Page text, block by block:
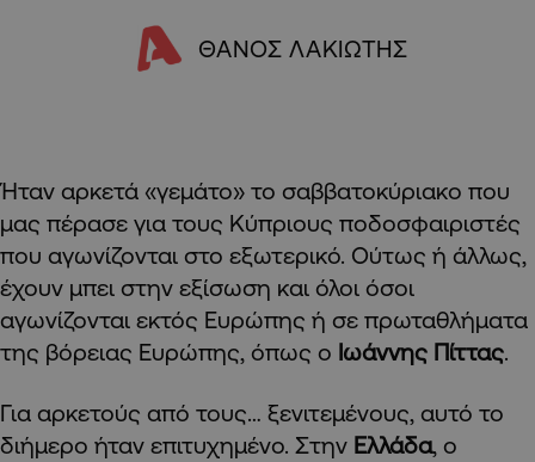
ΘΑΝΟΣ ΛΑΚΙΩΤΗΣ
Ήταν αρκετά «γεμάτο» το σαββατοκύριακο που
μας πέρασε για τους Κύπριους ποδοσφαιριστές
που αγωνίζονται στο εξωτερικό. Ούτως ή άλλως,
έχουν μπει στην εξίσωση και όλοι όσοι
αγωνίζονται εκτός Ευρώπης ή σε πρωταθλήματα
της βόρειας Ευρώπης, όπως ο Ιωάννης Πίττας.
Για αρκετούς από τους… ξενιτεμένους, αυτό το
διήμερο ήταν επιτυχημένο. Στην Ελλάδα, ο